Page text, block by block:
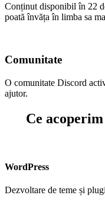
Conținut disponibil în 22
poată învăța în limba sa
Comunitate
O comunitate Discord
ajutor.
Ce acoperim
WordPress
Dezvoltare de teme și